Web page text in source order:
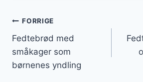
Indlægsnavigation
FORRIGE
Fedtebrød med
småkager som
børnenes yndling